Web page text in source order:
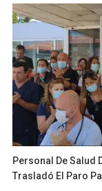
Personal De Salud
Trasladó El Paro